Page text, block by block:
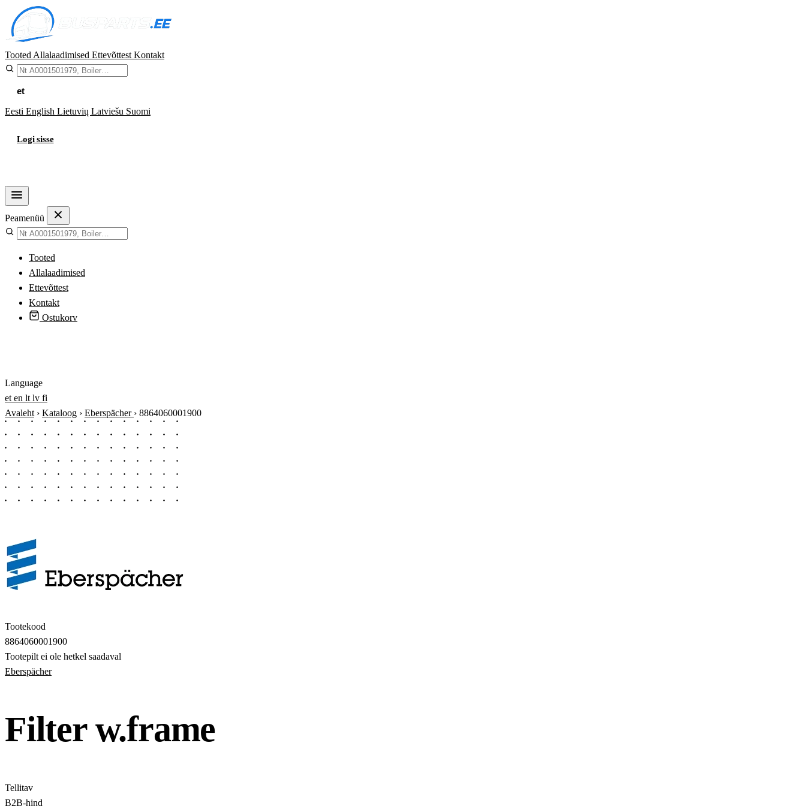
Tooted Allalaadimised Ettevõttest Kontakt
et
Eesti English Lietuvių Latviešu Suomi
Logi sisse
Peamenüü
Tooted
Allalaadimised
Ettevõttest
Kontakt
Ostukorv
Language
et en lt lv fi
Avaleht › Kataloog › Eberspächer › 8864060001900
Tootekood
8864060001900
Tootepilt ei ole hetkel saadaval
Eberspächer
Filter w.frame
Tellitav
B2B-hind